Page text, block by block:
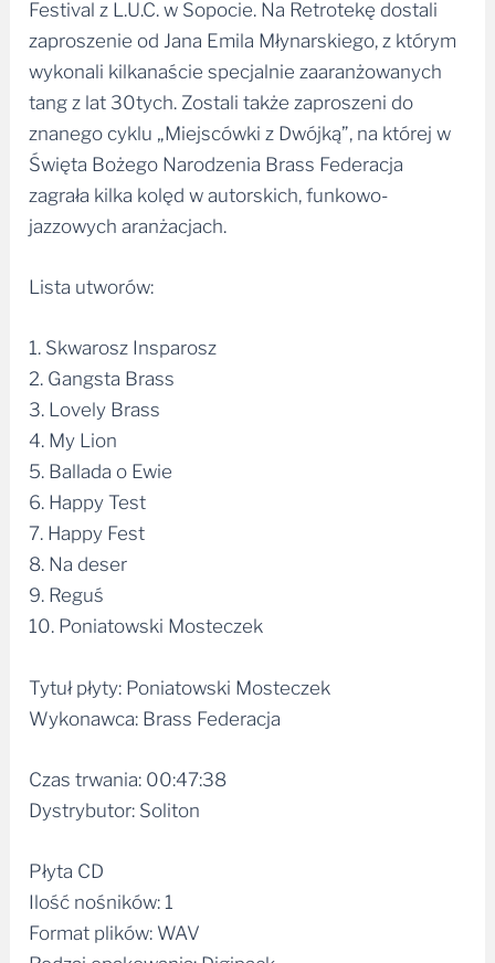
Festival z L.U.C. w Sopocie. Na Retrotekę dostali
zaproszenie od Jana Emila Młynarskiego, z którym
wykonali kilkanaście specjalnie zaaranżowanych
tang z lat 30tych. Zostali także zaproszeni do
znanego cyklu „Miejscówki z Dwójką”, na której w
Święta Bożego Narodzenia Brass Federacja
zagrała kilka kolęd w autorskich, funkowo-
jazzowych aranżacjach.
Lista utworów:
1. Skwarosz Insparosz
2. Gangsta Brass
3. Lovely Brass
4. My Lion
5. Ballada o Ewie
6. Happy Test
7. Happy Fest
8. Na deser
9. Reguś
10. Poniatowski Mosteczek
Tytuł płyty: Poniatowski Mosteczek
Wykonawca: Brass Federacja
Czas trwania: 00:47:38
Dystrybutor: Soliton
Płyta CD
Ilość nośników: 1
Format plików: WAV